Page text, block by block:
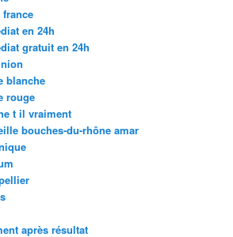
en 24h
gratuit en 24h
blanche
rouge
t il vraiment
bouches-du-rhône amar
après résultat